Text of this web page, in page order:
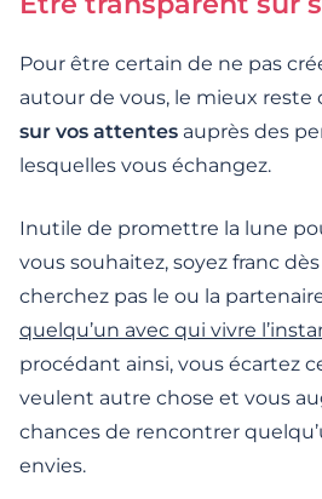
Pour être certain de ne pas
autour de vous, le mieux reste
sur vos attentes auprès des
lesquelles vous échangez.
Inutile de promettre la lune
vous souhaitez, soyez franc
cherchez pas le ou la
quelqu’un avec qui vivre
procédant ainsi, vous écartez
veulent autre chose et vous
chances de rencontrer
envies.